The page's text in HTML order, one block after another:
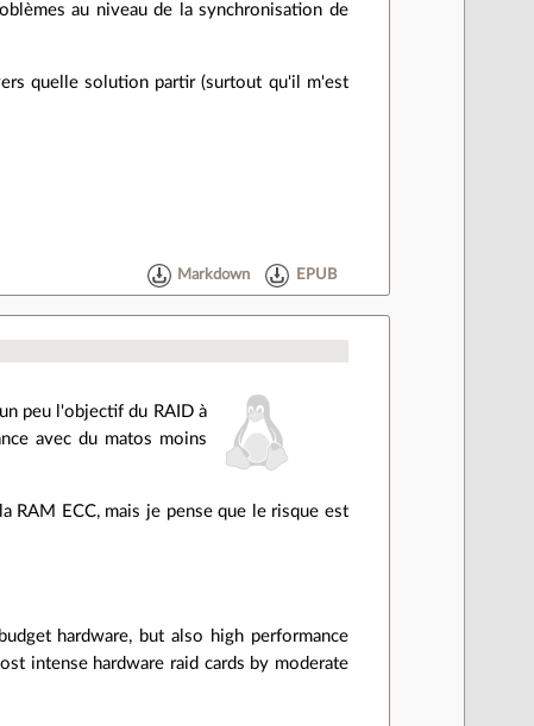
au niveau de la synchronisation de
quelle solution partir (surtout qu'il m'est
Markdown EPUB
peu l'objectif du RAID à
avec du matos moins
RAM ECC, mais je pense que le risque est
hardware, but also high performance
intense hardware raid cards by moderate